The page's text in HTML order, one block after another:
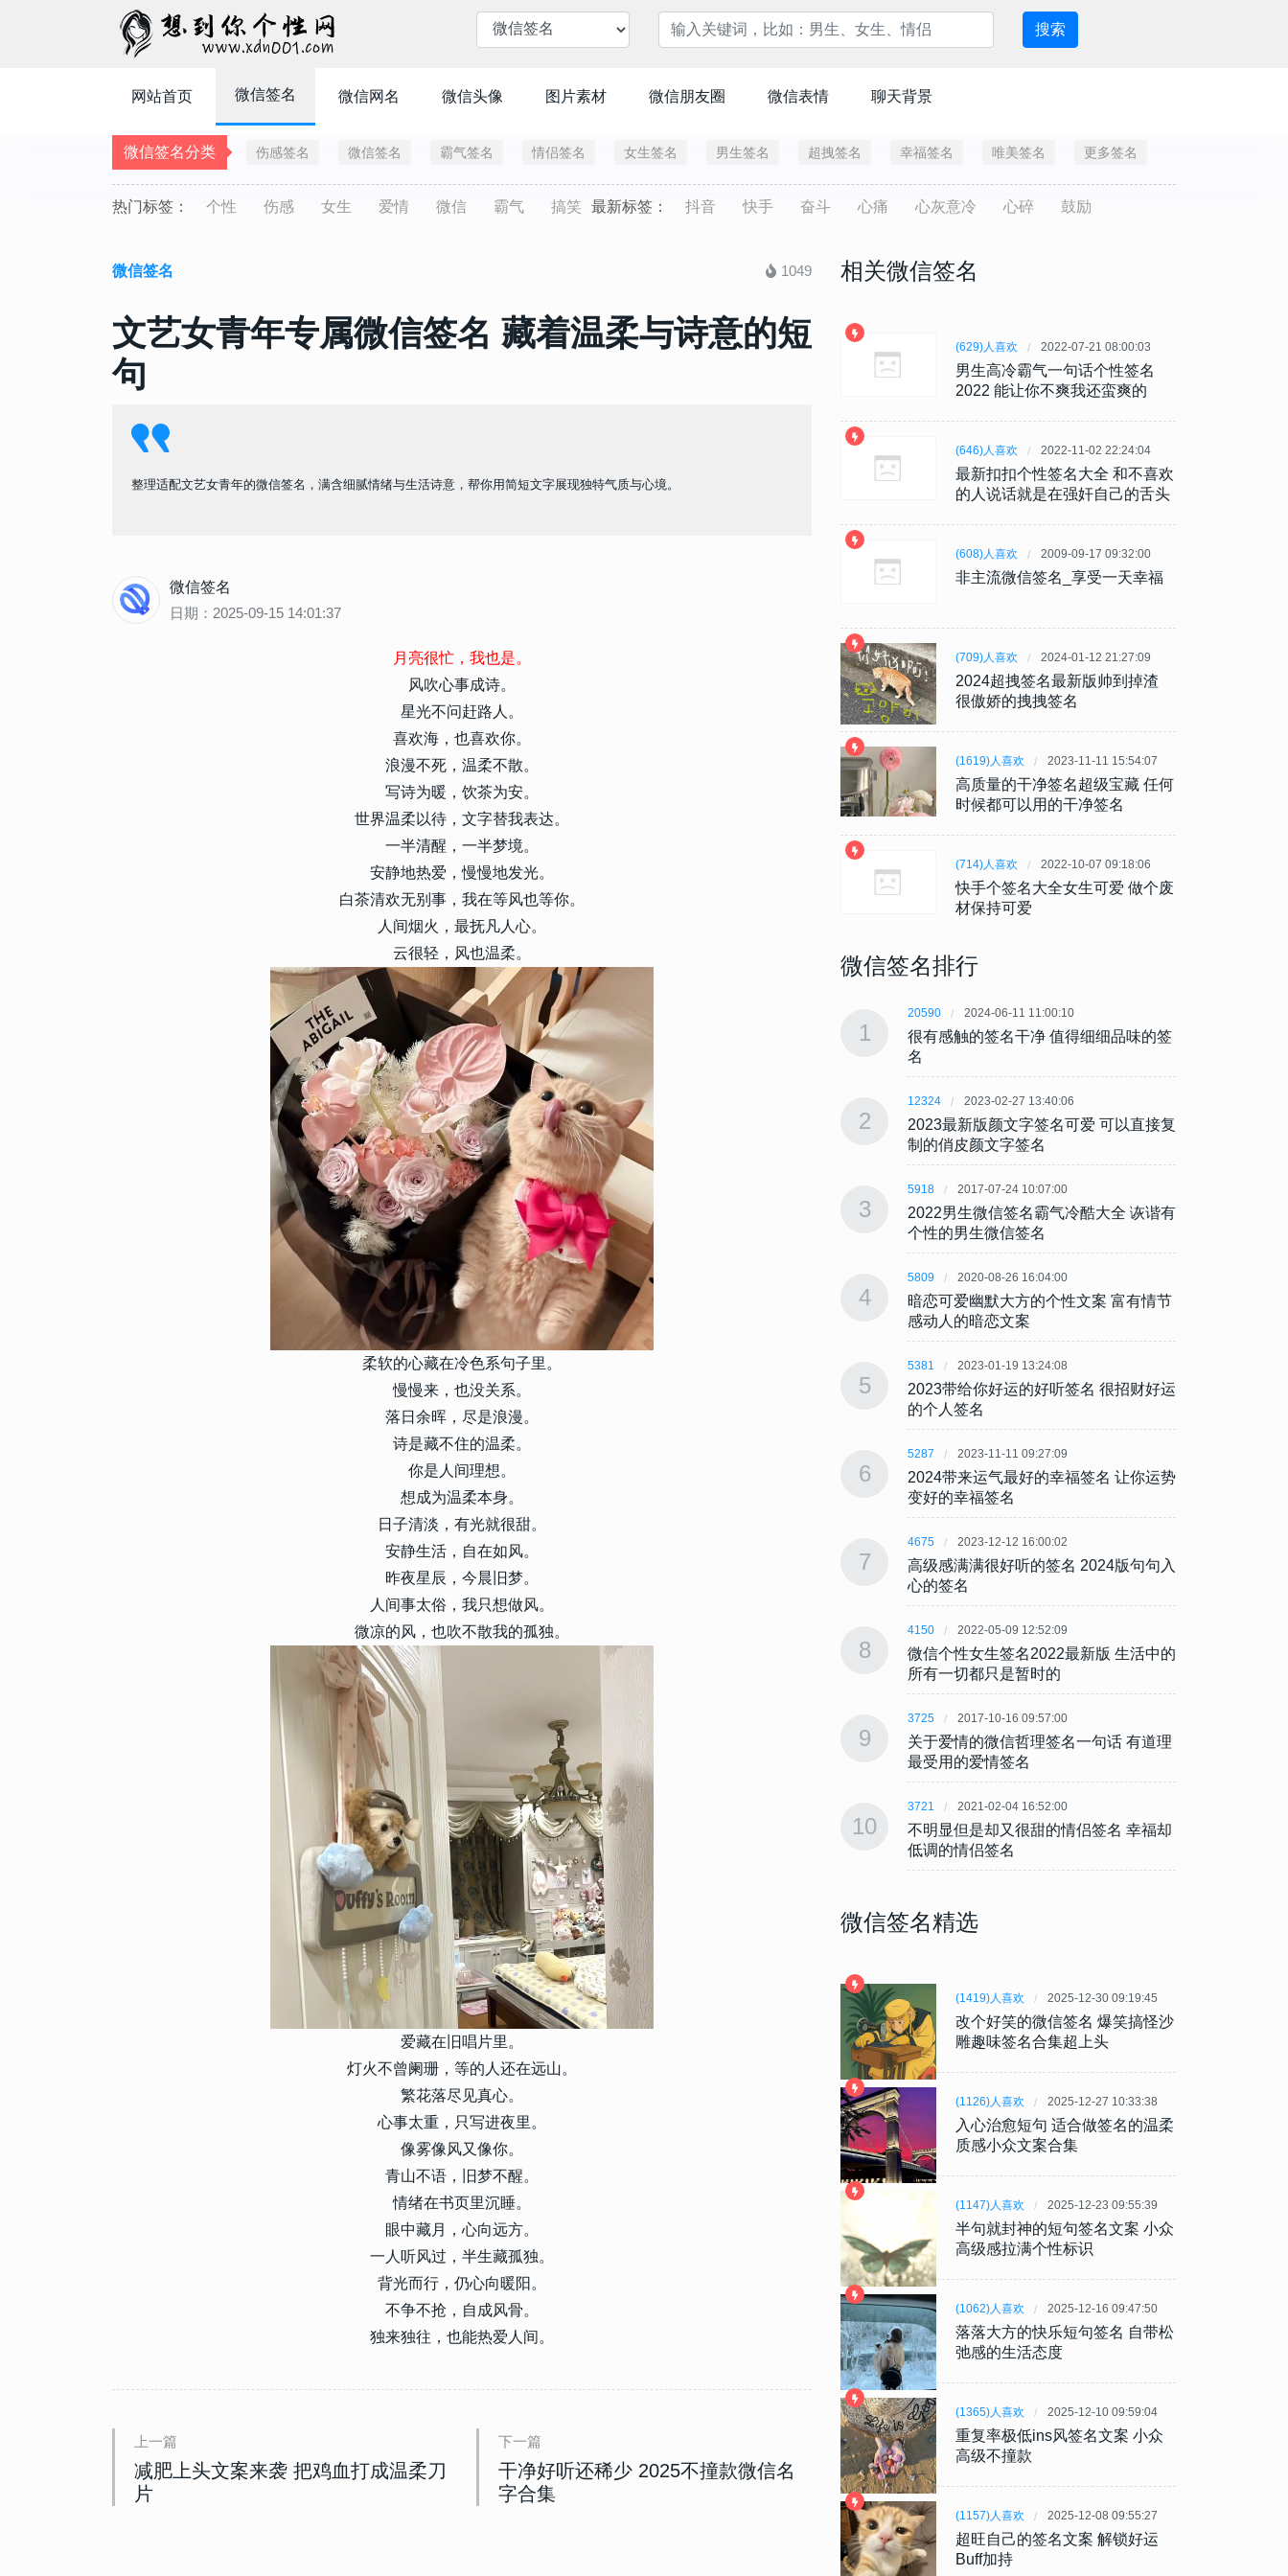
搜索
网站首页 微信签名 微信网名 微信头像 图片素材 微信朋友圈 微信表情 聊天背景
微信签名分类 伤感签名 微信签名 霸气签名 情侣签名 女生签名 男生签名 超拽签名 幸福签名 唯美签名 更多签名
热门标签： 个性 伤感 女生 爱情 微信 霸气 搞笑 最新标签： 抖音 快手 奋斗 心痛 心灰意冷 心碎 鼓励
微信签名 1049
文艺女青年专属微信签名 藏着温柔与诗意的短
句
整理适配文艺女青年的微信签名，满含细腻情绪与生活诗意，帮你用简短文字展现独特气质与心境。
微信签名
日期：2025-09-15 14:01:37
月亮很忙，我也是。
风吹心事成诗。
星光不问赶路人。
喜欢海，也喜欢你。
浪漫不死，温柔不散。
写诗为暖，饮茶为安。
世界温柔以待，文字替我表达。
一半清醒，一半梦境。
安静地热爱，慢慢地发光。
白茶清欢无别事，我在等风也等你。
人间烟火，最抚凡人心。
云很轻，风也温柔。
柔软的心藏在冷色系句子里。
慢慢来，也没关系。
落日余晖，尽是浪漫。
诗是藏不住的温柔。
你是人间理想。
想成为温柔本身。
日子清淡，有光就很甜。
安静生活，自在如风。
昨夜星辰，今晨旧梦。
人间事太俗，我只想做风。
微凉的风，也吹不散我的孤独。
爱藏在旧唱片里。
灯火不曾阑珊，等的人还在远山。
繁花落尽见真心。
心事太重，只写进夜里。
像雾像风又像你。
青山不语，旧梦不醒。
情绪在书页里沉睡。
眼中藏月，心向远方。
一人听风过，半生藏孤独。
背光而行，仍心向暖阳。
不争不抢，自成风骨。
独来独往，也能热爱人间。
上一篇
减肥上头文案来袭 把鸡血打成温柔刀
片
下一篇
干净好听还稀少 2025不撞款微信名
字合集
相关微信签名
(629)人喜欢 2022-07-21 08:00:03
男生高冷霸气一句话个性签名
2022 能让你不爽我还蛮爽的
(646)人喜欢 2022-11-02 22:24:04
最新扣扣个性签名大全 和不喜欢
的人说话就是在强奸自己的舌头
(608)人喜欢 2009-09-17 09:32:00
非主流微信签名_享受一天幸福
(709)人喜欢 2024-01-12 21:27:09
2024超拽签名最新版帅到掉渣
很傲娇的拽拽签名
(1619)人喜欢 2023-11-11 15:54:07
高质量的干净签名超级宝藏 任何
时候都可以用的干净签名
(714)人喜欢 2022-10-07 09:18:06
快手个签名大全女生可爱 做个废
材保持可爱
微信签名排行
2024-06-11 11:00:10
很有感触的签名干净 值得细细品味的签
2023-02-27 13:40:06
2023最新版颜文字签名可爱 可以直接复
制的俏皮颜文字签名
2017-07-24 10:07:00
2022男生微信签名霸气冷酷大全 诙谐有
个性的男生微信签名
2020-08-26 16:04:00
暗恋可爱幽默大方的个性文案 富有情节
感动人的暗恋文案
2023-01-19 13:24:08
2023带给你好运的好听签名 很招财好运
2023-11-11 09:27:09
2024带来运气最好的幸福签名 让你运势
2023-12-12 16:00:02
2022-05-09 12:52:09
微信个性女生签名2022最新版 生活中的
所有一切都只是暂时的
2017-10-16 09:57:00
关于爱情的微信哲理签名一句话 有道理
最受用的爱情签名
2021-02-04 16:52:00
不明显但是却又很甜的情侣签名 幸福却
低调的情侣签名
1
20590
很有感触的签名干净 值得细细品味的签
名
2
12324 2023-02-27 13:40:06
2023最新版颜文字签名可爱 可以直接复
制的俏皮颜文字签名
3
5918
2022男生微信签名霸气冷酷大全 诙谐有
个性的男生微信签名
4
5809 2020-08-26 16:04:00
暗恋可爱幽默大方的个性文案 富有情节
感动人的暗恋文案
7
8
微信个性女生签名2022最新版 生活中的
最受用的爱情签名
10
3721 2021-02-04 16:52:00
不明显但是却又很甜的情侣签名 幸福却
低调的情侣签名
1
20590 2024-06-11 11:00:10
很有感触的签名干净 值得细细品味的签
名
2
12324 2023-02-27 13:40:06
2023最新版颜文字签名可爱 可以直接复
制的俏皮颜文字签名
3
5918 2017-07-24 10:07:00
2022男生微信签名霸气冷酷大全 诙谐有
个性的男生微信签名
4
5809 2020-08-26 16:04:00
暗恋可爱幽默大方的个性文案 富有情节
感动人的暗恋文案
5
5381 2023-01-19 13:24:08
2023带给你好运的好听签名 很招财好运
的个人签名
6
5287 2023-11-11 09:27:09
2024带来运气最好的幸福签名 让你运势
变好的幸福签名
7
4675 2023-12-12 16:00:02
高级感满满很好听的签名 2024版句句入
心的签名
8
4150 2022-05-09 12:52:09
微信个性女生签名2022最新版 生活中的
所有一切都只是暂时的
9
3725 2017-10-16 09:57:00
关于爱情的微信哲理签名一句话 有道理
最受用的爱情签名
10
3721 2021-02-04 16:52:00
不明显但是却又很甜的情侣签名 幸福却
低调的情侣签名
微信签名精选
(1419)人喜欢 2025-12-30 09:19:45
改个好笑的微信签名 爆笑搞怪沙
雕趣味签名合集超上头
(1126)人喜欢 2025-12-27 10:33:38
入心治愈短句 适合做签名的温柔
质感小众文案合集
(1147)人喜欢 2025-12-23 09:55:39
半句就封神的短句签名文案 小众
高级感拉满个性标识
(1062)人喜欢 2025-12-16 09:47:50
落落大方的快乐短句签名 自带松
弛感的生活态度
(1365)人喜欢 2025-12-10 09:59:04
重复率极低ins风签名文案 小众
高级不撞款
(1157)人喜欢 2025-12-08 09:55:27
超旺自己的签名文案 解锁好运
Buff加持